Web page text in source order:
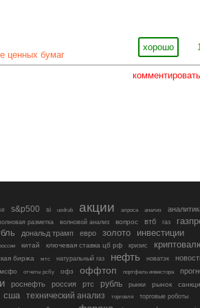
хорошо
ценных бумаг
комментировать
s&p500 si usdrub акции алроса анализ
разметка волновой анализ вопрос втб газ
дональд трамп евро золото инвестиции
китай ключевая ставка цб рф кризис
биржа мтс натуральный газ нефть новатэк
отчеты рсбу офз оффтоп портфель инвестора
роснефть россия ртс рубль рынки рынок
сша технический анализ торговля торговые роботы